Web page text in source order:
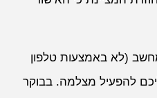
(לא באמצעות טלפון
להפעיל מצלמה. בבוקר